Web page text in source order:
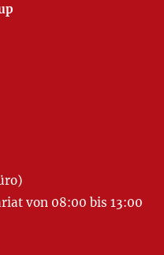
von 08:00 bis 13:00